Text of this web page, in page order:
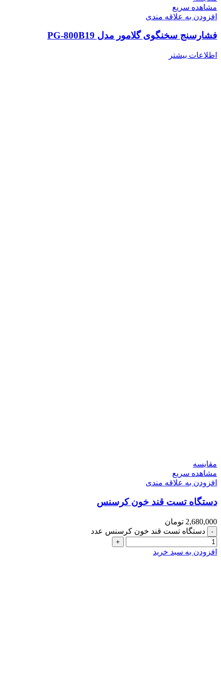
مشاهده سریع
افزودن به علاقه مندی
فشارسنج سخنگوی گلامور مدل PG-800B19
اطلاعات بیشتر
مقایسه
مشاهده سریع
افزودن به علاقه مندی
دستگاه تست قند خون کرسنس
2,680,000 تومان
دستگاه تست قند خون کرسنس عدد
افزودن به سبد خرید